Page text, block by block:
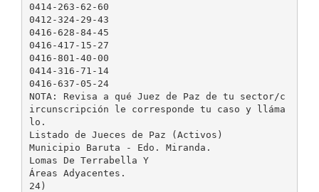
0414-263-62-60
0412-324-29-43
0416-628-84-45
0416-417-15-27
0416-801-40-00
0414-316-71-14
0416-637-05-24
NOTA: Revisa a qué Juez de Paz de tu sector/c
ircunscripción le corresponde tu caso y lláma
lo.
Listado de Jueces de Paz (Activos)
Municipio Baruta - Edo. Miranda.
Lomas De Terrabella Y
Áreas Adyacentes.
24)